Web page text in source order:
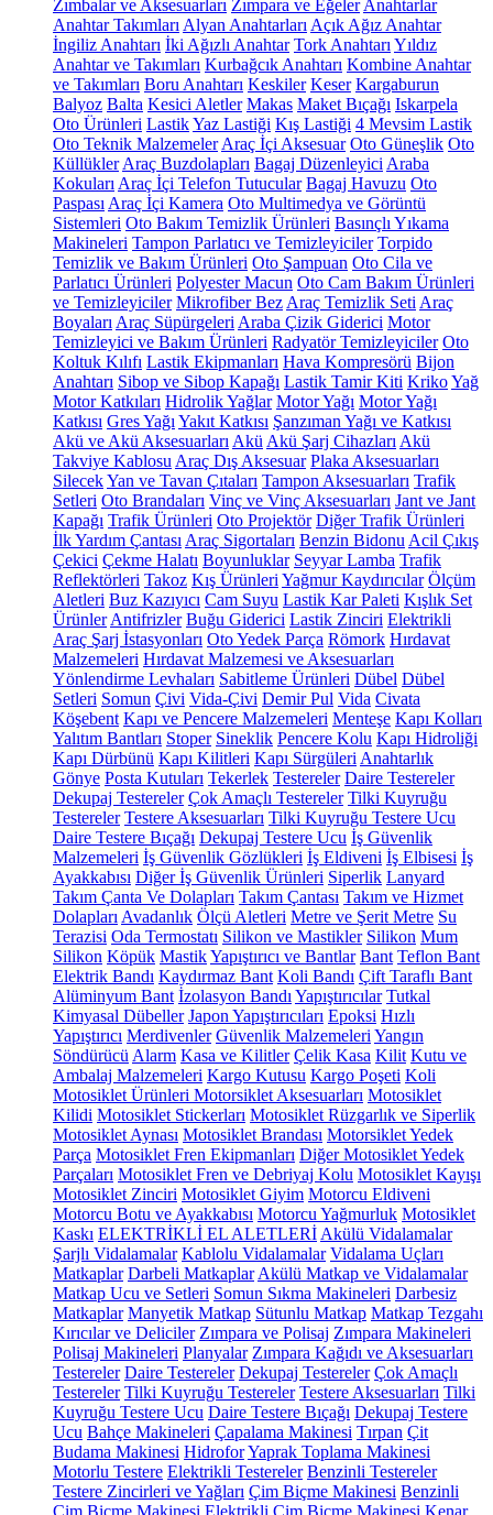
Zımbalar ve Aksesuarları Zımpara ve Eğeler Anahtarlar
Anahtar Takımları Alyan Anahtarları Açık Ağız Anahtar
İngiliz Anahtarı İki Ağızlı Anahtar Tork Anahtarı Yıldız
Anahtar ve Takımları Kurbağcık Anahtarı Kombine Anahtar
ve Takımları Boru Anahtarı Keskiler Keser Kargaburun
Balyoz Balta Kesici Aletler Makas Maket Bıçağı Iskarpela
Oto Ürünleri LastikYaz Lastiği Kış Lastiği 4 Mevsim Lastik
Oto Teknik Malzemeler Araç İçi Aksesuar Oto Güneşlik Oto
Küllükler Araç Buzdolapları Bagaj Düzenleyici Araba
Kokuları Araç İçi Telefon Tutucular Bagaj Havuzu Oto
Paspası Araç İçi Kamera Oto Multimedya ve Görüntü
Sistemleri Oto Bakım Temizlik Ürünleri Basınçlı Yıkama
Makineleri Tampon Parlatıcı ve Temizleyiciler Torpido
Temizlik ve Bakım Ürünleri Oto Şampuan Oto Cila ve
Parlatıcı Ürünleri Polyester Macun Oto Cam Bakım Ürünleri
ve Temizleyiciler Mikrofiber Bez Araç Temizlik Seti Araç
Boyaları Araç Süpürgeleri Araba Çizik Giderici Motor
Temizleyici ve Bakım Ürünleri Radyatör Temizleyiciler Oto
Koltuk Kılıfı Lastik Ekipmanları Hava Kompresörü Bijon
Anahtarı Sibop ve Sibop Kapağı Lastik Tamir Kiti KrikoYağ
Motor Katkıları Hidrolik Yağlar Motor Yağı Motor Yağı
Katkısı Gres Yağı Yakıt Katkısı Şanzıman Yağı ve Katkısı
Akü ve Akü Aksesuarları Akü Akü Şarj Cihazları Akü
Takviye Kablosu Araç Dış Aksesuar Plaka Aksesuarları
SilecekYan ve Tavan Çıtaları Tampon Aksesuarları Trafik
Setleri Oto Brandaları Vinç ve Vinç Aksesuarları Jant ve Jant
Kapağı Trafik Ürünleri Oto Projektör Diğer Trafik Ürünleri
İlk Yardım Çantası Araç Sigortaları Benzin Bidonu Acil Çıkış
Çekici Çekme Halatı Boyunluklar Seyyar Lamba Trafik
Reflektörleri Takoz Kış Ürünleri Yağmur Kaydırıcılar Ölçüm
Aletleri Buz Kazıyıcı Cam Suyu Lastik Kar Paleti Kışlık Set
Ürünler Antifrizler Buğu Giderici Lastik Zinciri Elektrikli
Araç Şarj İstasyonları Oto Yedek Parça Römork Hırdavat
Malzemeleri Hırdavat Malzemesi ve Aksesuarları
Yönlendirme Levhaları Sabitleme Ürünleri Dübel Dübel
Setleri Somun Çivi Vida-Çivi Demir Pul Vida Civata
Köşebent Kapı ve Pencere Malzemeleri Menteşe Kapı Kolları
Yalıtım Bantları Stoper Sineklik Pencere Kolu Kapı Hidroliği
Kapı Dürbünü Kapı Kilitleri Kapı Sürgüleri Anahtarlık
Gönye Posta Kutuları Tekerlek Testereler Daire Testereler
Dekupaj Testereler Çok Amaçlı Testereler Tilki Kuyruğu
Testereler Testere Aksesuarları Tilki Kuyruğu Testere Ucu
Daire Testere Bıçağı Dekupaj Testere Ucu İş Güvenlik
Malzemeleri İş Güvenlik Gözlükleri İş Eldiveni İş Elbisesi İş
Ayakkabısı Diğer İş Güvenlik Ürünleri Siperlik Lanyard
Takım Çanta Ve Dolapları Takım Çantası Takım ve Hizmet
Dolapları Avadanlık Ölçü Aletleri Metre ve Şerit Metre Su
Terazisi Oda Termostatı Silikon ve Mastikler Silikon Mum
Silikon Köpük MastikYapıştırıcı ve Bantlar Bant Teflon Bant
Elektrik Bandı Kaydırmaz Bant Koli Bandı Çift Taraflı Bant
Alüminyum Bant İzolasyon Bandı Yapıştırıcılar Tutkal
Kimyasal Dübeller Japon Yapıştırıcıları Epoksi Hızlı
Yapıştırıcı Merdivenler Güvenlik Malzemeleri Yangın
Söndürücü Alarm Kasa ve Kilitler Çelik Kasa Kilit Kutu ve
Ambalaj Malzemeleri Kargo Kutusu Kargo Poşeti Koli
Motosiklet Ürünleri Motorsiklet Aksesuarları Motosiklet
Kilidi Motosiklet Stickerları Motosiklet Rüzgarlık ve Siperlik
Motosiklet Aynası Motosiklet Brandası Motorsiklet Yedek
Parça Motosiklet Fren Ekipmanları Diğer Motosiklet Yedek
Parçaları Motosiklet Fren ve Debriyaj Kolu Motosiklet Kayışı
Motosiklet Zinciri Motosiklet Giyim Motorcu Eldiveni
Motorcu Botu ve Ayakkabısı Motorcu Yağmurluk Motosiklet
Kaskı ELEKTRİKLİ EL ALETLERİ Akülü Vidalamalar
Şarjlı Vidalamalar Kablolu Vidalamalar Vidalama Uçları
Matkaplar Darbeli Matkaplar Akülü Matkap ve Vidalamalar
Matkap Ucu ve Setleri Somun Sıkma Makineleri Darbesiz
Matkaplar Manyetik Matkap Sütunlu Matkap Matkap Tezgahı
Kırıcılar ve Deliciler Zımpara ve Polisaj Zımpara Makineleri
Polisaj Makineleri Planyalar Zımpara Kağıdı ve Aksesuarları
Testereler Daire Testereler Dekupaj Testereler Çok Amaçlı
Testereler Tilki Kuyruğu Testereler Testere Aksesuarları Tilki
Kuyruğu Testere Ucu Daire Testere Bıçağı Dekupaj Testere
Ucu Bahçe Makineleri Çapalama Makinesi Tırpan Çit
Budama Makinesi HidroforYaprak Toplama Makinesi
Motorlu Testere Elektrikli Testereler Benzinli Testereler
Testere Zincirleri ve Yağları Çim Biçme Makinesi Benzinli
Çim Biçme Makinesi Elektrikli Çim Biçme Makinesi Kenar